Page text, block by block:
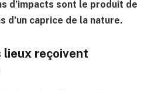
d’impacts sont le produit de
d’un caprice de la nature.
lieux reçoivent